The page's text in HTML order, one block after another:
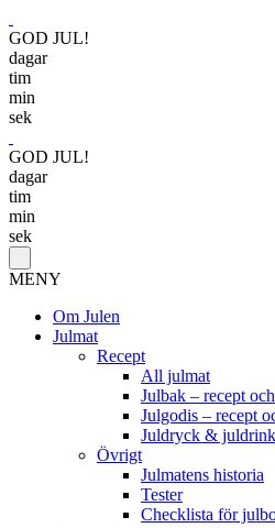
GOD JUL!
dagar
tim
min
sek
GOD JUL!
dagar
tim
min
sek
MENY
Om Julen
Julmat
Recept
All julmat
Julbak – recept
Julgodis – recept
Juldryck &
Övrigt
Julmatens historia
Tester
Checklista för